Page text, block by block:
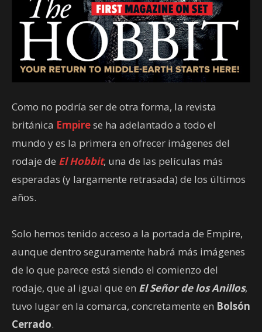
Como no podría ser de otra forma, la revista
británica Empirese ha adelantado a todo el
mundo y es la primera en ofrecer imágenes del
rodaje de El Hobbit, una de las películas más
esperadas (y largamente retrasada) de los últimos
años.
Solo hemos tenido acceso a la portada de Empire,
aunque dentro seguramente habrá más imágenes
de lo que parece está siendo el comienzo del
rodaje, que al igual que en El Señor de los Anillos,
tuvo lugar en la comarca, concretamente en Bolsón
Cerrado.